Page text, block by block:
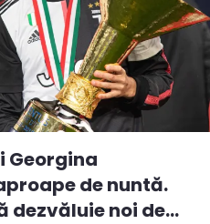
Georgina
de nuntă.
dezvăluie noi de...